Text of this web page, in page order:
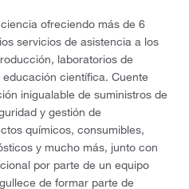
ofreciendo más de 6
servicios de asistencia a los
laboratorios de
científica. Cuente
inigualable de suministros de
y gestión de
químicos, consumibles,
y mucho más, junto con
por parte de un equipo
de formar parte de